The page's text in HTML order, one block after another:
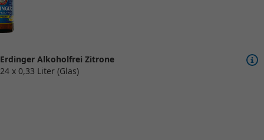
Erdinger Alkoholfrei Zitrone
24 x 0,33 Liter (Glas)